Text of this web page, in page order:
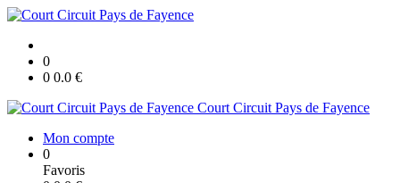
0
0 0.0 €
Court Circuit Pays de Fayence
Mon compte
0
Favoris